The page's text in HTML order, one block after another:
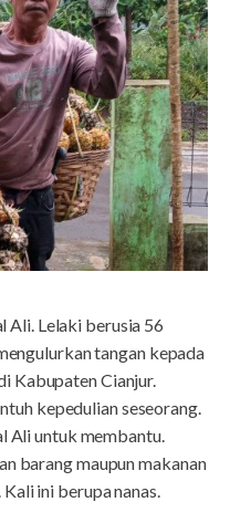
Ali. Lelaki berusia 56
tangan kepada
Kabupaten Cianjur.
kepedulian seseorang.
Ali untuk membantu.
barang maupun makanan
ini berupa nanas.